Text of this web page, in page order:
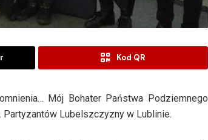
Kod QR
Mój Bohater Państwa Podziemnego
Partyzantów Lubelszczyzny w Lublinie.